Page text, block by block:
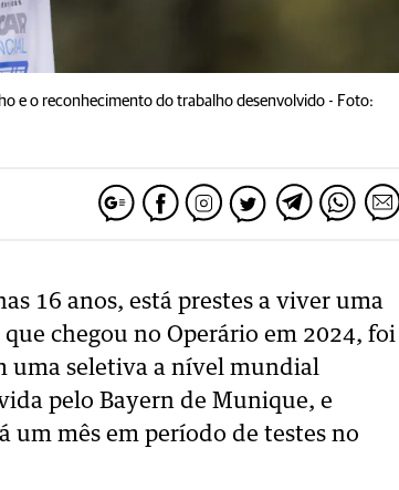
e o reconhecimento do trabalho desenvolvido - Foto:
16 anos, está prestes a viver uma
chegou no Operário em 2024, foi
uma seletiva a nível mundial
pelo Bayern de Munique, e
um mês em período de testes no